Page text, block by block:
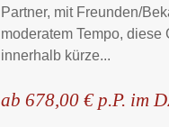
Partner, mit Freunden/
moderatem Tempo, diese
innerhalb kürze...
ab 678,00 € p.P. im